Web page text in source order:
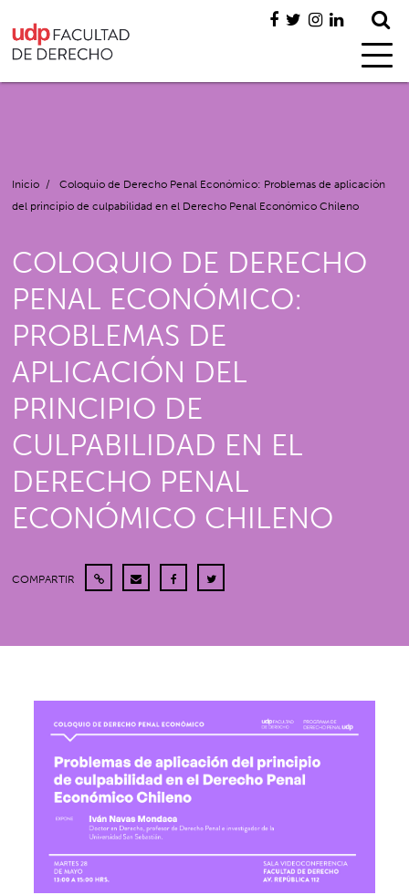
Inicio /
Coloquio de Derecho Penal Económico: Problemas de aplicación
del principio de culpabilidad en el Derecho Penal Económico Chileno
COLOQUIO DE DERECHO
PENAL ECONÓMICO:
PROBLEMAS DE
APLICACIÓN DEL
PRINCIPIO DE
CULPABILIDAD EN EL
DERECHO PENAL
ECONÓMICO CHILENO
COMPARTIR